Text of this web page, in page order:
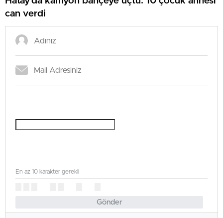
can verdi
Gönder
En az 10 karakter gerekli